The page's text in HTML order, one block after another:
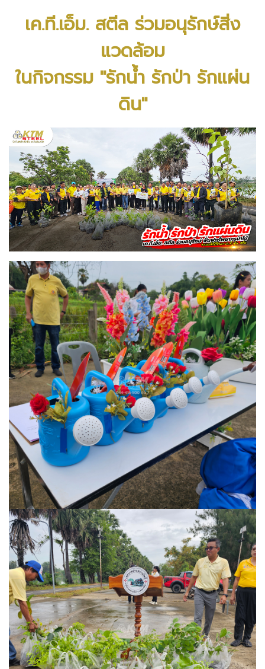
เค.ที.เอ็ม. สตีล ร่วมอนุรักษ์สิ่ง
แวดล้อม
ในกิจกรรม "รักน้ำ รักป่า รักแผ่น
ดิน"